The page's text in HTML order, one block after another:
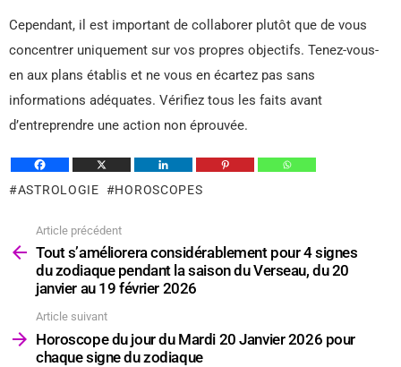
Cependant, il est important de collaborer plutôt que de vous
concentrer uniquement sur vos propres objectifs. Tenez-vous-
en aux plans établis et ne vous en écartez pas sans
informations adéquates. Vérifiez tous les faits avant
d’entreprendre une action non éprouvée.
ASTROLOGIE HOROSCOPES
plus
Article précédent
Tout s’améliorera considérablement pour 4 signes
du zodiaque pendant la saison du Verseau, du 20
janvier au 19 février 2026
Article suivant
Horoscope du jour du Mardi 20 Janvier 2026 pour
chaque signe du zodiaque